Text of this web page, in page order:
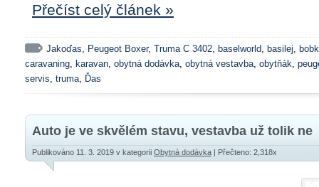
Přečíst celý článek »
Jakoďas Peugeot Boxer, Truma C 3402 baselworld basilej
caravaning karavan obytná dodávka obytná vestavba obytňák
servis truma Ďas
Auto je ve skvělém stavu, vestavba už tolik ne
Publikováno 11. 3. 2019 v kategorii Obytná dodávka | Přečteno: 2,318x